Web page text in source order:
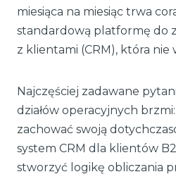
miesiąca na miesiąc trwa
standardową platformę do
z klientami (CRM), która
Najczęściej zadawane
działów operacyjnych
zachować swoją
system CRM dla klientów
stworzyć logikę obliczania